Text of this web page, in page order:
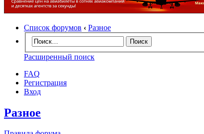
Список форумов ‹ Разное
Расширенный поиск
FAQ
Регистрация
Вход
Разное